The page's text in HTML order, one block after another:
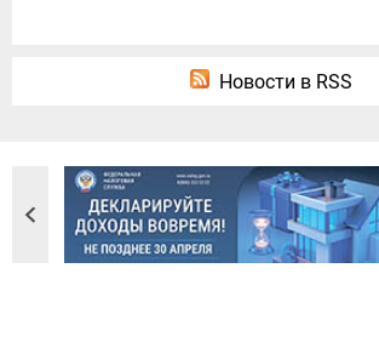
Новости в RSS